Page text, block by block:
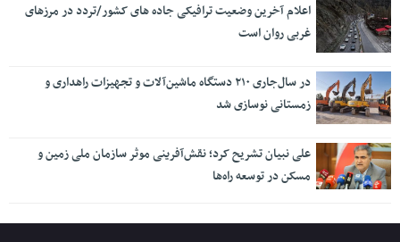
اعلام آخرین وضعیت ترافیکی جاده های کشور/تردد در مرزهای
غربی روان است
در سال‌جاری ۲۱۰ دستگاه ماشین‌آلات و تجهیزات راهداری و
زمستانی نوسازی شد
علی نبیان تشریح کرد؛ نقش‌آفرینی موثر سازمان ملی زمین و
مسکن در توسعه راه‌ها